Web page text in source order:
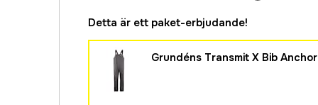
Detta är ett paket-erbjudande!
Grundéns Transmit X Bib Anchor